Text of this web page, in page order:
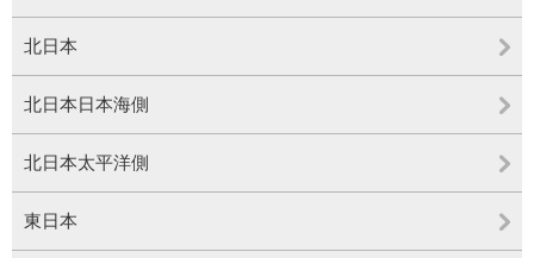
北日本
北日本日本海側
北日本太平洋側
東日本